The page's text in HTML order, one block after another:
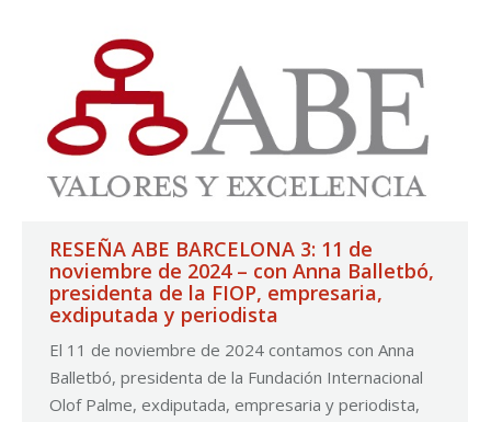
RESEÑA ABE BARCELONA 3: 11 de
noviembre de 2024 – con Anna Balletbó,
presidenta de la FIOP, empresaria,
exdiputada y periodista
El 11 de noviembre de 2024 contamos con Anna
Balletbó, presidenta de la Fundación Internacional
Olof Palme, exdiputada, empresaria y periodista,